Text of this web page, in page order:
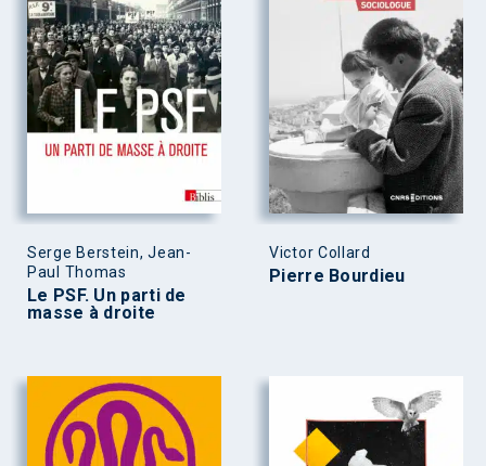
Serge Berstein, Jean-
Paul Thomas
Le PSF. Un parti de
masse à droite
Victor Collard
Pierre Bourdieu